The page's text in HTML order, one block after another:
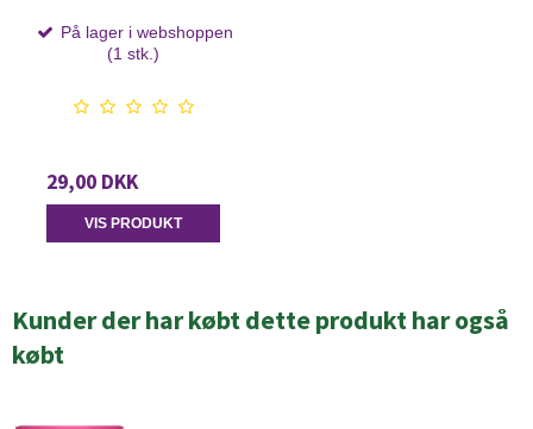
På lager i webshoppen
(1 stk.)
29,00 DKK
VIS PRODUKT
Kunder der har købt dette produkt har også
købt